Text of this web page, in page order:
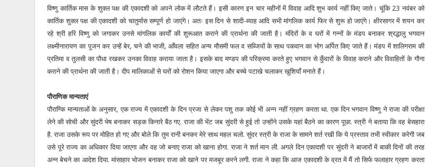
विष्णु कार्तिक मास के शुक्ल पक्ष की एकादशी को अपने लोक में लौटते हैं। इसी कारण इन चार महीनों में विवाह आदि शुभ कार्य नहीं किए जाते। चूंकि 23 नवंबर को
कार्तिक शुक्ल पक्ष की एकादशी को चातुर्मास सम्पूर्ण हो जाएंगे। अतः इस दिन से शादी-ब्याह आदि सभी मांगलिक कार्य फिर से शुरू हो जाएंगे। क्षीरसागर में शयन कर
रहे श्री हरि विष्णु को जगाकर उनसे मांगलिक कार्यों की शुरूआत कराने की प्रार्थना की जाती है। मंदिरों के व घरों में गन्नों के मंडप बनाकर श्रद्धालु भगवान
लक्ष्मीनारायण का पूजन कर उन्हें बेर, चने की भाजी, आँवला सहित अन्य मौसमी फल व सब्जियों के साथ पकवान का भोग अर्पित किए जाते हैं। मंडप में शालिगराम की
प्रतिमा व तुलसी का पौधा रखकर उनका विवाह कराया जाता है। इसके बाद मण्डप की परिक्रमा करते हुए भगवान से कुँवारों के विवाह कराने और विवाहितों के गौना
कराने की प्रार्थना की जाती है। दीप मालिकाओं से घरों को रोशन किया जाएगा और बच्चे पटाखे चलाकर खुशियाँ मनाते हैं।
पौराणिक मान्यताएं
पौराण्कि मान्यताओं के अनुसार, एक राज्य में एकादशी के दिन प्रजा से लेकर पशु तक कोई भी अन्न नहीं ग्रहण करता था. एक दिन भगवान विष्णु ने राजा की परीक्षा
लेने की सोची और सुंदरी भेष बनाकर सड़क किनारे बैठ गए. राजा की भेंट जब सुंदरी से हुई तो उन्होंने उसके यहां बैठने का कारण पूछा. स्त्री ने बताया कि वह बेसहारा
है. राजा उसके रूप पर मोहित हो गए और बोले कि तुम रानी बनकर मेरे साथ महल चलो. सुंदर स्त्री के राजा के सामने शर्त रखी कि ये प्रस्ताव तभी स्वीकार करेगी जब
उसे पूरे राज्य का अधिकार दिया जाएगा और वह जो बनाए राजा को खाना होगा. राजा ने शर्त मान ली. अगले दिन एकादशी पर सुंदरी ने बाजारों में बाकी दिनों की तरह
अन्न बेचने का आदेश दिया. मांसाहार भोजन बनाकर राजा को खाने पर मजबूर करने लगी. राजा ने कहा कि आज एकादशी के व्रत में मैं तो सिर्फ फलाहार ग्रहण करता